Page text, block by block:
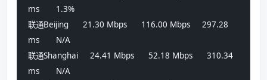
ms       1.3%
联通Beijing      21.30 Mbps      116.00 Mbps     297.28
ms       N/A
联通Shanghai     24.41 Mbps      52.18 Mbps      310.34
ms       N/A